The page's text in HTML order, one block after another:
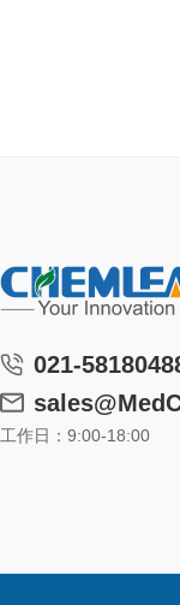
021-
工作日：9:00-18:00